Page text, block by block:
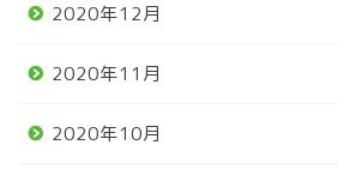
2020年12月
2020年11月
2020年10月